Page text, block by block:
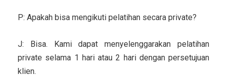
P: Apakah bisa mengikuti pelatihan secara private?
J: Bisa. Kami dapat menyelenggarakan pelatihan
private selama 1 hari atau 2 hari dengan persetujuan
klien.